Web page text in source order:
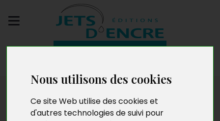
Nous utilisons des cookies
Ce site Web utilise des cookies et
d'autres technologies de suivi pour
Salon